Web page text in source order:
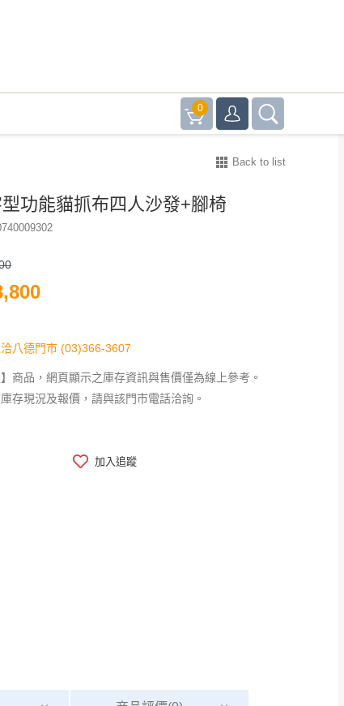
0
Back to list
功能貓抓布四人沙發+腳椅
八德門市 (03)366-3607
商品，網頁顯示之庫存資訊與售價僅為線上參考。
存現況及報價，請與該門市電話洽詢。
加入追蹤